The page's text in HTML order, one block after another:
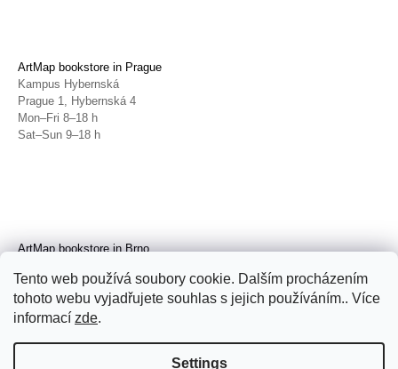
Tento web používá soubory cookie. Dalším procházením
tohoto webu vyjadřujete souhlas s jejich používáním.. Více
informací zde.
Settings
ArtMap bookstore in Prague
Kampus Hybernská
Prague 1, Hybernská 4
Mon–Fri 8–18 h
Sat–Sun 9–18 h
ArtMap bookstore in Brno
Brno, Radnická 4
Tue–Fri 11–19 h
Sat 14–19 h